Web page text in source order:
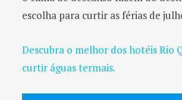
escolha para curtir as férias de
Descubra o melhor dos hotéis Rio
curtir águas termais.